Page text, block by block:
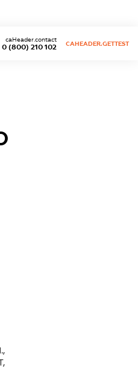
0 (800) 210 102
caHeader.contact
CAHEADER.GETTEST